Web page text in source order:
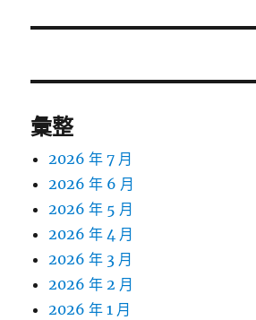
文
彙整
2026 年 7 月
2026 年 6 月
2026 年 5 月
2026 年 4 月
2026 年 3 月
2026 年 2 月
2026 年 1 月